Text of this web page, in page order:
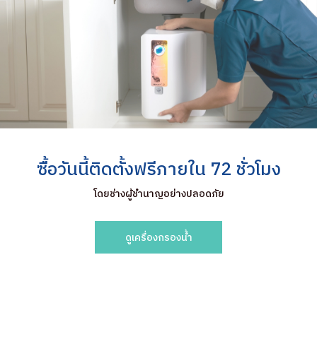
ซื้อวันนี้ติดตั้งฟรีภายใน 72 ชั่วโมง
โดยช่างผู้ชำนาญอย่างปลอดภัย
ดูเครื่องกรองน้ำ